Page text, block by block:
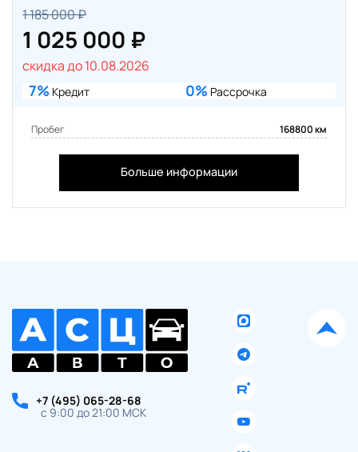
1 185 000 ₽
1 025 000 ₽
скидка до 10.08.2026
7% Кредит 0% Рассрочка
Пробег 168800 км
Больше информации
+7 (495) 065-28-68
с 9:00 до 21:00 МСК